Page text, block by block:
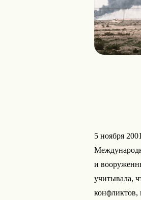
5 ноября
и
учитывала,
конфликтов,